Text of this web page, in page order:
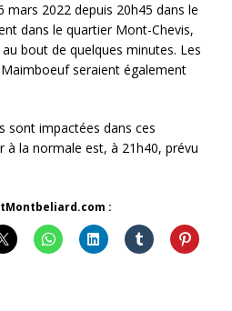
2022 depuis 20h45 dans le
dans le quartier Mont-Chevis,
bout de quelques minutes. Les
seraient également
sont impactées dans ces
la normale est, à 21h40, prévu
: